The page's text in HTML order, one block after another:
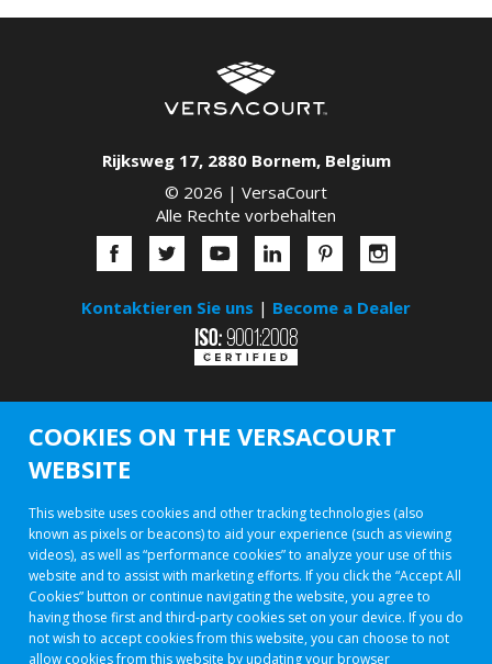
Rijksweg 17, 2880 Bornem, Belgium
© 2026 | VersaCourt
Alle Rechte vorbehalten
Kontaktieren Sie uns | Become a Dealer
COOKIES ON THE VERSACOURT
WEBSITE
This website uses cookies and other tracking technologies (also
known as pixels or beacons) to aid your experience (such as viewing
videos), as well as “performance cookies” to analyze your use of this
website and to assist with marketing efforts. If you click the “Accept All
Cookies” button or continue navigating the website, you agree to
having those first and third-party cookies set on your device. If you do
not wish to accept cookies from this website, you can choose to not
allow cookies from this website by updating your browser